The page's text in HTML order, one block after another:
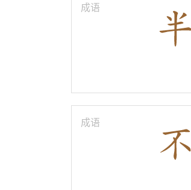
成语
成语